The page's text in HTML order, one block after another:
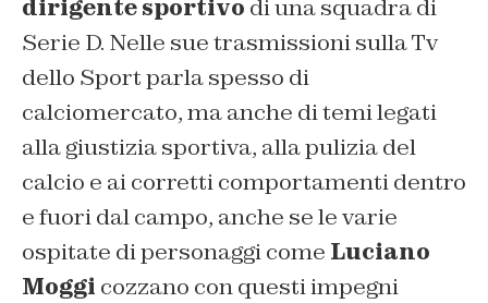
dirigente sportivo di una squadra di
Serie D. Nelle sue trasmissioni sulla Tv
dello Sport parla spesso di
calciomercato, ma anche di temi legati
alla giustizia sportiva, alla pulizia del
calcio e ai corretti comportamenti dentro
e fuori dal campo, anche se le varie
ospitate di personaggi come Luciano
Moggi cozzano con questi impegni